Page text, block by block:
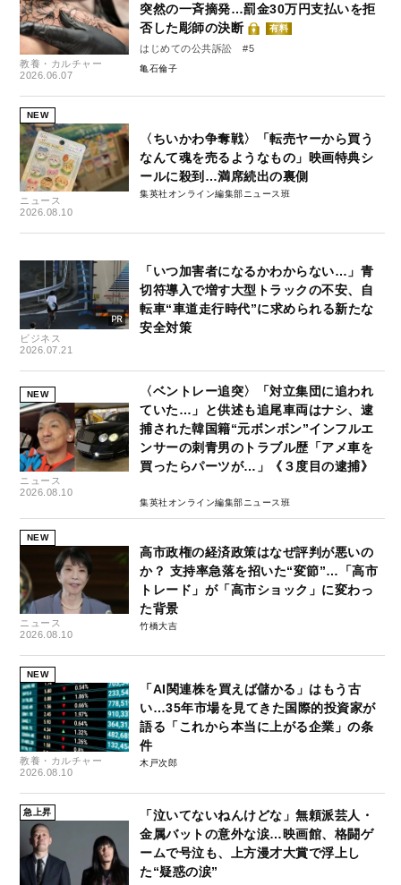
教養・カルチャー
2026.06.07
突然の一斉摘発…罰金30万円支払いを拒
否した彫師の決断
有料
はじめての公共訴訟 #5
亀石倫子
NEW
ニュース
2026.08.10
〈ちいかわ争奪戦〉「転売ヤーから買う
なんて魂を売るようなもの」映画特典シ
ールに殺到…満席続出の裏側
集英社オンライン編集部ニュース班
ビジネス
2026.07.21
「いつ加害者になるかわからない…」青
切符導入で増す大型トラックの不安、自
転車“車道走行時代”に求められる新たな
安全対策
NEW
ニュース
2026.08.10
〈ベントレー追突〉「対立集団に追われ
ていた…」と供述も追尾車両はナシ、逮
捕された韓国籍“元ボンボン”インフルエ
ンサーの刺青男のトラブル歴「アメ車を
買ったらパーツが…」《３度目の逮捕》
集英社オンライン編集部ニュース班
NEW
ニュース
2026.08.10
高市政権の経済政策はなぜ評判が悪いの
か？ 支持率急落を招いた“変節”…「高市
トレード」が「高市ショック」に変わっ
た背景
竹橋大吉
NEW
教養・カルチャー
2026.08.10
「AI関連株を買えば儲かる」はもう古
い…35年市場を見てきた国際的投資家が
語る「これから本当に上がる企業」の条
件
木戸次郎
急上昇
「泣いてないねんけどな」無頼派芸人・
金属バットの意外な涙…映画館、格闘ゲ
ームで号泣も、上方漫才大賞で浮上し
た“疑惑の涙”